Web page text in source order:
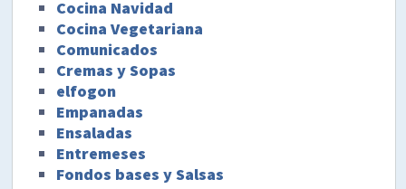
Cocina Navidad
Cocina Vegetariana
Comunicados
Cremas y Sopas
elfogon
Empanadas
Ensaladas
Entremeses
Fondos bases y Salsas